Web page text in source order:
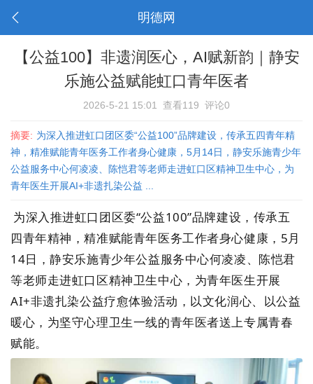
明德网
【公益100】非遗润医心，AI赋新韵｜静安
乐施公益赋能虹口青年医者
2026-5-21 15:01 查看119 评论0
摘要: 为深入推进虹口团区委“公益100”品牌建设，传承五四青年精
神，精准赋能青年医务工作者身心健康，5月14日，静安乐施青少年
公益服务中心何凌凌、陈恺君等老师走进虹口区精神卫生中心，为
青年医生开展AI+非遗扎染公益 ...
为深入推进虹口团区委“公益100”品牌建设，传承五
四青年精神，精准赋能青年医务工作者身心健康， 5月
14日，静安乐施青少年公益服务中心何凌凌、陈恺君
等老师走进虹口区精神卫生中心，为青年医生开展
AI+非遗扎染公益疗愈体验活动，以文化润心、以公益
暖心，为坚守心理卫生一线的青年医者送上专属青春
赋能。